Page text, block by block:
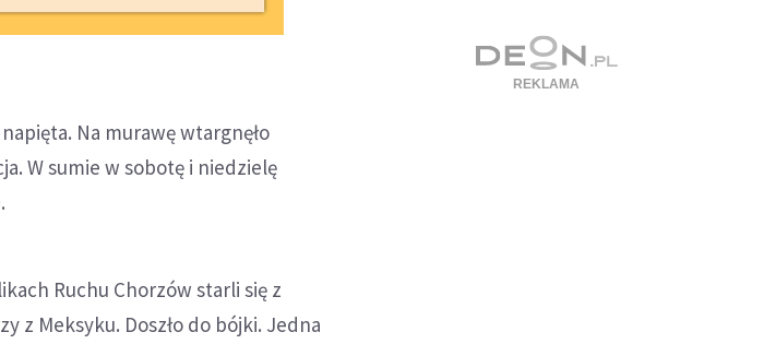
Na murawę wtargnęło
W sumie w sobotę i niedzielę
Ruchu Chorzów starli się z
z Meksyku. Doszło do bójki. Jedna